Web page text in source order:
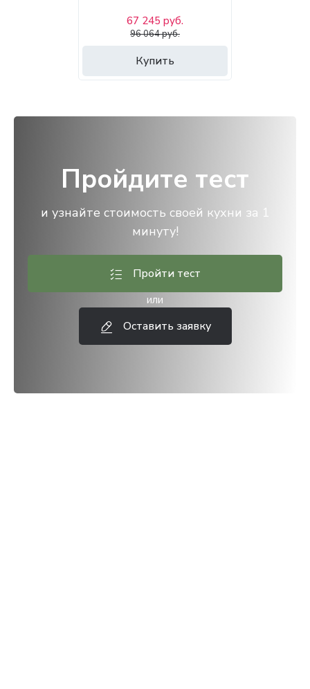
Купить
67 245 руб.
96 064 руб.
Пройдите тест
и узнайте стоимость своей кухни за 1
минуту!
Пройти тест
или
Оставить заявку